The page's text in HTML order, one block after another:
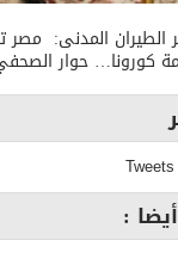
الطيران المدنى:
كورونا… حوار
Tweets
: